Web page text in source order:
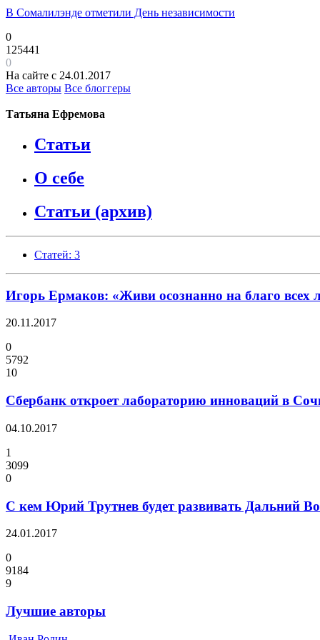
В Сомалилэнде отметили День независимости
0
125441
0
На сайте с 24.01.2017
Все авторы Все блоггеры
Татьяна Ефремова
Статьи
О себе
Статьи (архив)
Статей: 3
Игорь Ермаков: «Живи осознанно на благо всех
20.11.2017
0
5792
10
Сбербанк откроет лабораторию инноваций в
04.10.2017
1
3099
0
С кем Юрий Трутнев будет развивать Дальний
24.01.2017
0
9184
9
Лучшие авторы